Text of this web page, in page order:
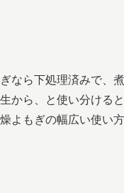
なら下処理済みで、
から、と使い分ける
よもぎの幅広い使い